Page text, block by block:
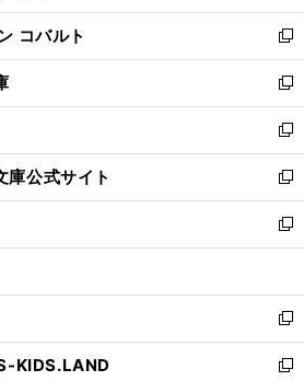
開
く
ウ
で
開
く
ン
ド
ウ
で
開
く
ウ
ィ
ン
ド
ウ
で
開
く
コバルト
新
し
い
ウ
ィ
ン
ド
ウ
で
開
新
し
い
ウ
ィ
ン
ド
ウ
開
く
新
し
い
ウ
ィ
ン
ウ
で
開
く
庫公式サイト
新
し
い
ウ
ン
ド
ウ
で
新
し
ウ
ィ
ン
ド
新
し
い
KIDS.LAND
新